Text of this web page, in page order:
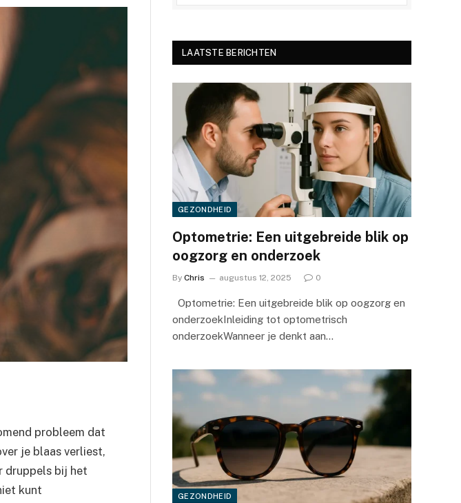
probleem dat
je blaas verliest,
druppels bij het
kunt
LAATSTE BERICHTEN
GEZONDHEID
Optometrie: Een uitgebreide blik op
oogzorg en onderzoek
By Chris augustus 12, 2025 0
Optometrie: Een uitgebreide blik op oogzorg en
onderzoekInleiding tot optometrisch
onderzoekWanneer je denkt aan…
GEZONDHEID